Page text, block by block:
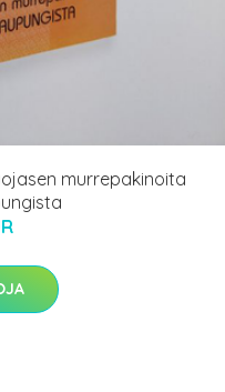
murrepakinoita